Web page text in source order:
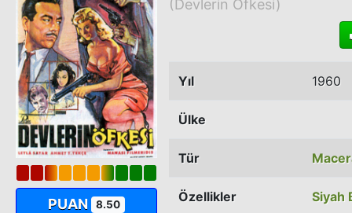
PUAN 8.50
(Devlerin Öfkesi)
Yıl 1960
Ülke
Tür
Özellikler Siyah